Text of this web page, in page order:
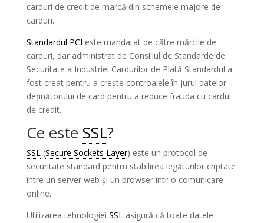
carduri de credit de marcă din schemele majore de
carduri.
Standardul PCI este mandatat de către mărcile de
carduri, dar administrat de Consiliul de Standarde de
Securitate a Industriei Cardurilor de Plată Standardul a
fost creat pentru a crește controalele în jurul datelor
deținătorului de card pentru a reduce frauda cu cardul
de credit.
Ce este SSL?
SSL(Secure Sockets Layer) este un protocol de
securitate standard pentru stabilirea legăturilor criptate
între un server web și un browser într-o comunicare
online.
Utilizarea tehnologiei SSLasigură că toate datele